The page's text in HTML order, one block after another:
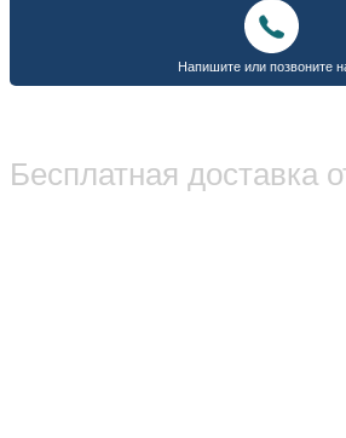
Бесплатная доставка